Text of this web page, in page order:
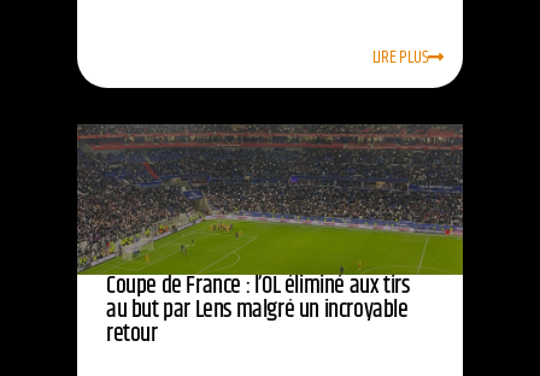
LIRE PLUS
Coupe de France : l’OL éliminé aux tirs
au but par Lens malgré un incroyable
retour